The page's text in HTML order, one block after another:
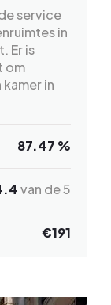
service
in
Er is
om
in
87.47 %
van de 5
€191